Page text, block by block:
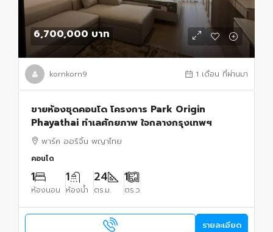
6,700,000 บาท
kornkorn9 1 เดือน ที่ผ่านมา
ขายห้องชุดคอนโด โครงการ Park Origin
Phayathai ทำเลศักยภาพ ใจกลางกรุงเทพฯ
พาร์ค ออริจิ้น พญาไทย
คอนโด
1
ห้องนอน
1
ห้องน้ำ
24
ตร.ม.
1
ตร.ว.
รายละเอียด